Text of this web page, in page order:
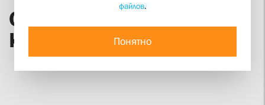
Священник Георгий
Кочетков
файлов.
Понятно